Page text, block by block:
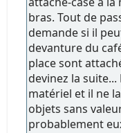
bras. Tout de
demande si il
devanture du
place sont
devinez la
matériel et il ne
objets sans
probablement